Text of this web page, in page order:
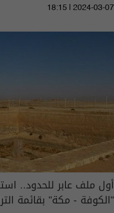
18:15 | 2024-03-07
أول ملف عابر للحدود..
"الكوفة - مكة" بقائمة